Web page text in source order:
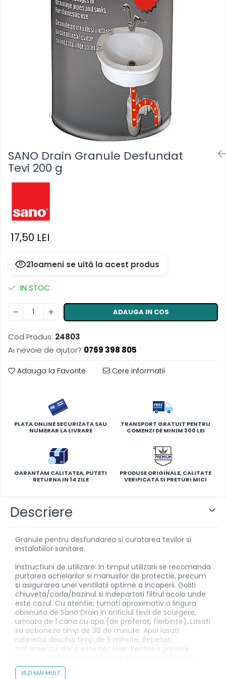
Masca & Gel de par
Vopsea de par
Servetele Umede & Uscate
SANO Drain Granule Desfundat
Tevi 200 g
17,50 LEI
21oameni se uită la acest produs
IN STOC
ADAUGA IN COS
Cod Produs: 24803
Ai nevoie de ajutor? 0769 398 805
Adauga la Favorite Cere informatii
PLATA ONLINE SECURIZATA SAU
NUMERAR LA LIVRARE
TRANSPORT GRATUIT PENTRU
COMENZI DE MINIM 300 LEI
GARANTAM CALITATEA, PUTETI
RETURNA IN 14 ZILE
PRODUSE ORIGINALE, CALITATE
VERIFICATA SI PRETURI MICI
Descriere
Granule pentru desfundarea si curatarea tevilor si
instalatiilor sanitare.
Instructiuni de utilizare: In timpul utilizarii se recomanda
purtarea ochelarilor si manusilor de protectie, precum
si asigurarea unei ventilatii optime a incaperii. Goliti
chiuveta/cada/bazinul si indepartati filtrul acolo unde
este cazul. Cu atentie, turnati aproximativ o lingura
obisnuita de Sano Drain in orificiul tevii de scurgere,
urmata de 1 cana cu apa (de preferat, fierbinte). Lasati
sa actioneze timp de 30 de minute. Apoi lasati
robinetul deschis timp de 5 minute. Repetati
tratamentul daca este necesar. Pentru a preveni
repetati tratamentul cu Sano Drain la fiecare 10 zile.
Atentionari: Provoaca arsuri grave ale pielii si lezarea
VEZI MAI MULT